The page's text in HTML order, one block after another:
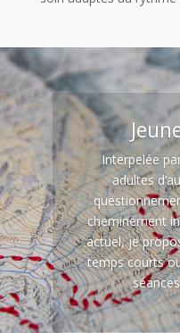
Interpelée
adultes
cheminement
actuel, je
temps courts